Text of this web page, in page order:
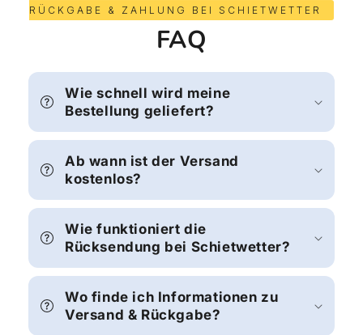
RÜCKGABE & ZAHLUNG BEI SCHIETWETTER
FAQ
Wie schnell wird meine
Bestellung geliefert?
Ab wann ist der Versand
kostenlos?
Wie funktioniert die
Rücksendung bei Schietwetter?
Wo finde ich Informationen zu
Versand & Rückgabe?